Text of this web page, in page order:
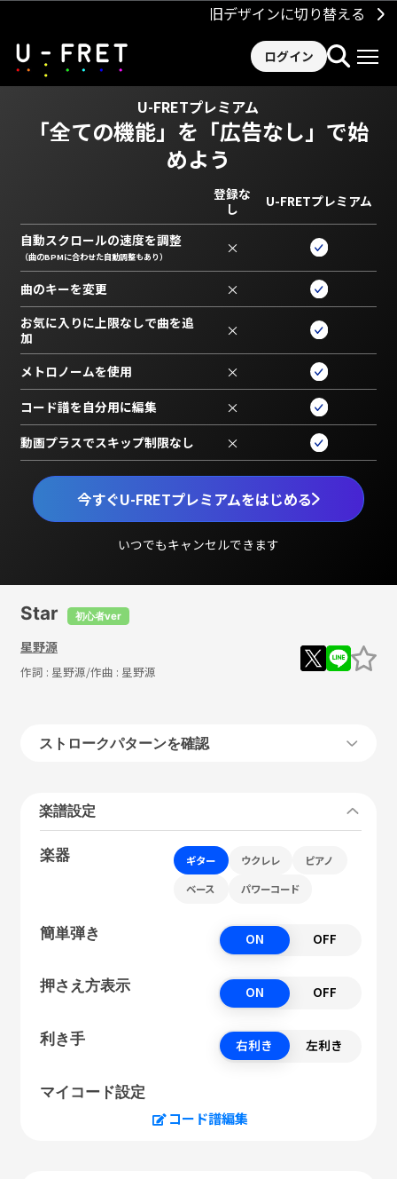
旧デザインに切り替える
ログイン
U-FRETプレミアム
「全ての機能」を 「広告なし」で始
めよう
今すぐU-FRETプレミアムをはじめる
いつでもキャンセルできます
登録な
し
U-FRETプレミアム
自動スクロールの速度を調整
（曲のBPMに合わせた自動調整もあり） ×
曲のキーを変更 ×
お気に入りに上限なしで曲を追
加
×
メトロノームを使用 ×
コード譜を自分用に編集 ×
動画プラスでスキップ制限なし ×
Star 初心者ver
星野源
作詞 : 星野源/作曲 : 星野源
ストロークパターンを確認
楽譜設定
楽器 ギター ウクレレ ピアノ
ベース パワーコード
簡単弾き ON OFF
押さえ方表示 ON OFF
利き手 右利き 左利き
マイコード設定
コード譜編集